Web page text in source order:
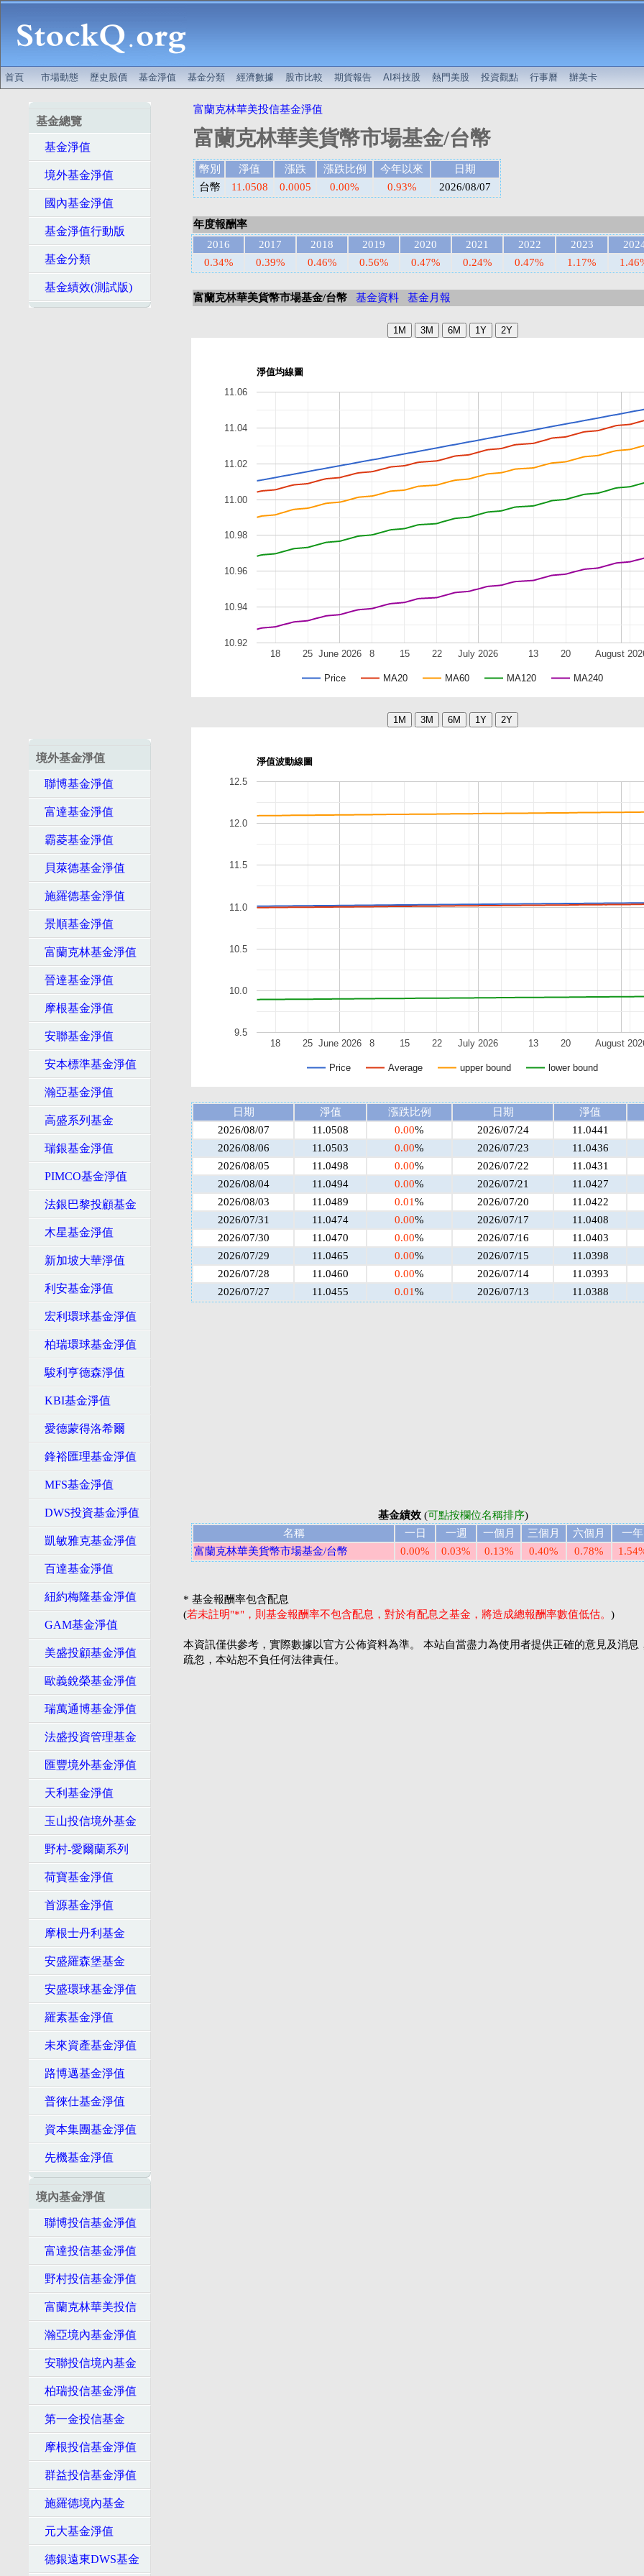
首頁 市場動態 歷史股價 基金淨值 基金分類 經濟數據 股市比較 期貨報告 AI科技股 熱門美股 投資觀點 行事曆 辦美卡
基金總覽
基金淨值
境外基金淨值
國內基金淨值
基金淨值行動版
基金分類
基金績效(測試版)
境外基金淨值
聯博基金淨值
富達基金淨值
霸菱基金淨值
貝萊德基金淨值
施羅德基金淨值
景順基金淨值
富蘭克林基金淨值
晉達基金淨值
摩根基金淨值
安聯基金淨值
安本標準基金淨值
瀚亞基金淨值
高盛系列基金
瑞銀基金淨值
PIMCO基金淨值
法銀巴黎投顧基金
木星基金淨值
新加坡大華淨值
利安基金淨值
宏利環球基金淨值
柏瑞環球基金淨值
駿利亨德森淨值
KBI基金淨值
愛德蒙得洛希爾
鋒裕匯理基金淨值
MFS基金淨值
DWS投資基金淨值
凱敏雅克基金淨值
百達基金淨值
紐約梅隆基金淨值
GAM基金淨值
美盛投顧基金淨值
歐義銳榮基金淨值
瑞萬通博基金淨值
法盛投資管理基金
匯豐境外基金淨值
天利基金淨值
玉山投信境外基金
野村-愛爾蘭系列
荷寶基金淨值
首源基金淨值
摩根士丹利基金
安盛羅森堡基金
安盛環球基金淨值
羅素基金淨值
未來資產基金淨值
路博邁基金淨值
普徠仕基金淨值
資本集團基金淨值
先機基金淨值
境內基金淨值
聯博投信基金淨值
富達投信基金淨值
野村投信基金淨值
富蘭克林華美投信
瀚亞境內基金淨值
安聯投信境內基金
柏瑞投信基金淨值
第一金投信基金
摩根投信基金淨值
群益投信基金淨值
施羅德境內基金
元大基金淨值
德銀遠東DWS基金
富蘭克林華美投信基金淨值
富蘭克林華美貨幣市場基金/台幣
幣別 淨值 漲跌 漲跌比例 今年以來
日期
台幣
11.0508 0.0005 0.00% 0.93% 2026/08/07
年度報酬率
2016
2017 2018 2019 2020 2021 2022 2023
0.34%
0.39% 0.46% 0.56% 0.47% 0.24% 0.47% 1.17%
富蘭克林華美貨幣市場基金/台幣 基金資料 基金月報
淨值均線圖
Price MA20 MA60 MA120 MA240
June 2026 July 2026 August
18 25 8 15 22 13 20
10.92
10.94
10.96
10.98
11.00
11.02
11.04
11.06
淨值波動線圖
Price Average upper bound lower bound
June 2026 July 2026 August
18 25 8 15 22 13 20
9.5
10.0
10.5
11.0
11.5
12.0
12.5
日期 淨值 漲跌比例 日期
淨值
2026/08/07
11.0508 0.00% 2026/07/24
11.0441
2026/08/06
11.0503 0.00% 2026/07/23
11.0436
2026/08/05
11.0498 0.00% 2026/07/22
11.0431
2026/08/04
11.0494 0.00% 2026/07/21
11.0427
2026/08/03
11.0489 0.01% 2026/07/20
11.0422
2026/07/31
11.0474 0.00% 2026/07/17
11.0408
2026/07/30
11.0470 0.00% 2026/07/16
11.0403
2026/07/29
11.0465 0.00% 2026/07/15
11.0398
2026/07/28
11.0460 0.00% 2026/07/14
11.0393
2026/07/27
11.0455 0.01% 2026/07/13 11.0388
基金績效(可點按欄位名稱排序)
名稱
一日 一週 一個月 三個月 六個月
一年
富蘭克林華美貨幣市場基金/台幣
0.00% 0.03% 0.13% 0.40% 0.78%
* 基金報酬率包含配息
(若未註明"*"，則基金報酬率不包含配息，對於有配息之基金，將造成總報酬率數值低估。 )
本資訊僅供參考，實際數據以官方公佈資料為準。 本站自當盡力為使用者提供正確的意見及消息
疏忽，本站恕不負任何法律責任。